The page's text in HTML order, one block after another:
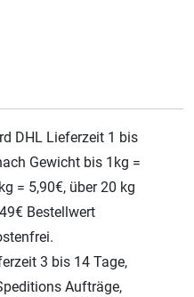
DHL Lieferzeit 1 bis
Gewicht bis 1kg =
= 5,90€, über 20 kg
Bestellwert
3 bis 14 Tage,
Aufträge,